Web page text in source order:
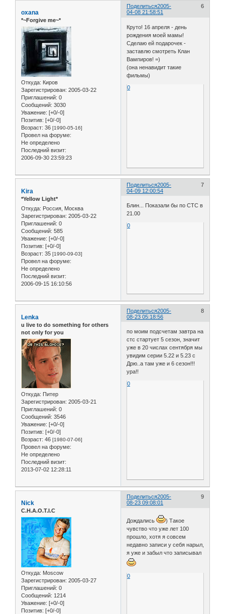
Поделиться 6
2005-
04-08 21:58:51
oxana
*~Forgive me~*
Откуда: Киров
Зарегистрирован: 2005-03-22
Приглашений: 0
Сообщений: 3030
Уважение: [+0/-0]
Позитив: [+0/-0]
Возраст: 36 [1990-05-16]
Провел на форуме:
Не определено
Последний визит:
2006-09-30 23:59:23
Круто! 16 апреля - день
рождения моей мамы!
Сделаю ей подарочек -
заставлю смотреть Клан
Вампиров! =)
(она ненавидит такие
фильмы)
0
Поделиться 7
2005-
04-09 12:00:54
Kira
*Yellow Light*
Откуда: Россия, Москва
Зарегистрирован: 2005-03-22
Приглашений: 0
Сообщений: 585
Уважение: [+0/-0]
Позитив: [+0/-0]
Возраст: 35 [1990-09-03]
Провел на форуме:
Не определено
Последний визит:
2006-09-15 16:10:56
Блин... Показали бы по СТС в
21.00
0
Поделиться 8
2005-
08-23 05:18:56
Lenka
u live to do something for others
not only for you
Откуда: Питер
Зарегистрирован: 2005-03-21
Приглашений: 0
Сообщений: 3546
Уважение: [+0/-0]
Позитив: [+0/-0]
Возраст: 46 [1980-07-06]
Провел на форуме:
Не определено
Последний визит:
2013-07-02 12:28:11
по моим подсчетам завтра на
стс стартует 5 сезон, значит
уже в 20 числах сентября мы
увидим серии 5.22 и 5.23 с
Дрю..а там уже и 6 сезон!!!
ура!!
0
Поделиться 9
2005-
08-23 09:08:01
Nick
C.H.A.O.T.I.C
Откуда: Moscow
Зарегистрирован: 2005-03-27
Приглашений: 0
Сообщений: 1214
Уважение: [+0/-0]
Позитив: [+0/-0]
Дождались
) Такое
чувство что уже лет 100
прошло, хотя я совсем
недавно записи у себя нарыл,
я уже и забыл что записывал
0